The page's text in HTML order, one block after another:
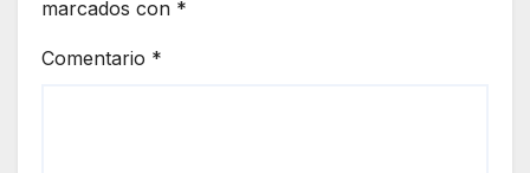
marcados con *
Comentario *